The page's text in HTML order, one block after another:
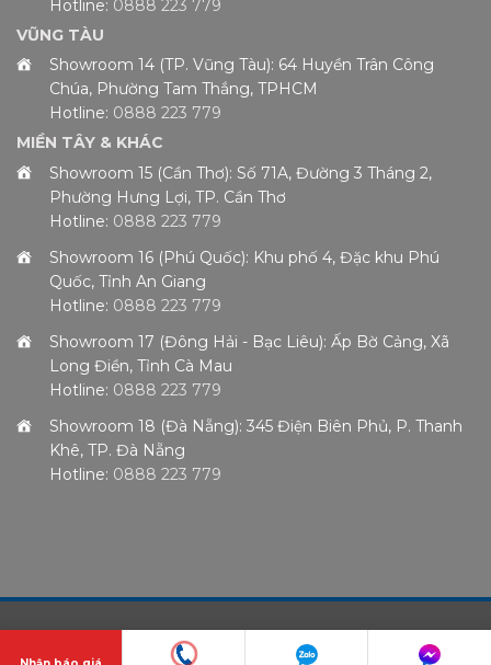
Hotline: 0888 223 779
VŨNG TÀU
Showroom 14 (TP. Vũng Tàu): 64 Huyền Trân Công
Chúa, Phường Tam Thắng, TPHCM
Hotline: 0888 223 779
MIỀN TÂY & KHÁC
Showroom 15 (Cần Thơ): Số 71A, Đường 3 Tháng 2,
Phường Hưng Lợi, TP. Cần Thơ
Hotline: 0888 223 779
Showroom 16 (Phú Quốc): Khu phố 4, Đặc khu Phú
Quốc, Tỉnh An Giang
Hotline: 0888 223 779
Showroom 17 (Đông Hải - Bạc Liêu): Ấp Bờ Cảng, Xã
Long Điền, Tỉnh Cà Mau
Hotline: 0888 223 779
Showroom 18 (Đà Nẵng): 345 Điện Biên Phủ, P. Thanh
Khê, TP. Đà Nẵng
Hotline: 0888 223 779